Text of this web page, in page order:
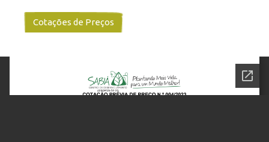
Cotações de Preços